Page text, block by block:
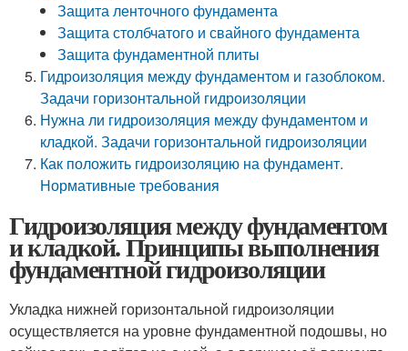
Защита ленточного фундамента
Защита столбчатого и свайного фундамента
Защита фундаментной плиты
Гидроизоляция между фундаментом и газоблоком.
Задачи горизонтальной гидроизоляции
Нужна ли гидроизоляция между фундаментом и
кладкой. Задачи горизонтальной гидроизоляции
Как положить гидроизоляцию на фундамент.
Нормативные требования
Гидроизоляция между фундаментом
и кладкой. Принципы выполнения
фундаментной гидроизоляции
Укладка нижней горизонтальной гидроизоляции
осуществляется на уровне фундаментной подошвы, но